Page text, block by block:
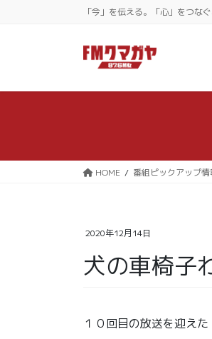
に
ョ
動
「今」を伝える。「心」をつな
HOME 番組ピックアップ情
2020年12月14日
犬の車椅子
１０回目の放送を迎え